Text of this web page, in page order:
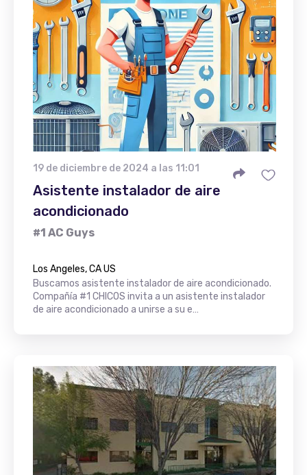
19 de diciembre de 2024 a las 11:01
Asistente instalador de aire
acondicionado
#1 AC Guys
Los Angeles, CA US
Buscamos asistente instalador de aire acondicionado.
Compañía #1 CHICOS invita a un asistente instalador
de aire acondicionado a unirse a su e…